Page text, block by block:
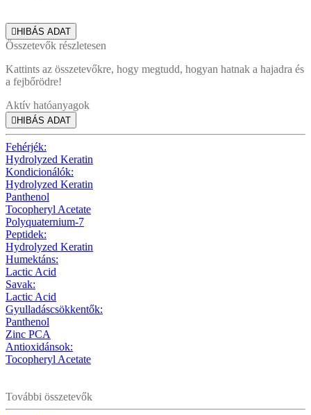
 HIBÁS ADAT
Összetevők részletesen
Kattints az összetevőkre, hogy megtudd, hogyan hatnak a hajadra és
a fejbőrödre!
Aktív hatóanyagok
 HIBÁS ADAT
Fehérjék:
Hydrolyzed Keratin
Kondicionálók:
Hydrolyzed Keratin
Panthenol
Tocopheryl Acetate
Polyquaternium-7
Peptidek:
Hydrolyzed Keratin
Humektáns:
Lactic Acid
Savak:
Lactic Acid
Gyulladáscsökkentők:
Panthenol
Zinc PCA
Antioxidánsok:
Tocopheryl Acetate
További összetevők